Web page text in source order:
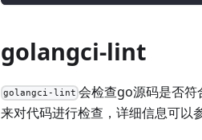
golangci-lint
golangci-lint 会检查go源码是否
来对代码进行检查，详细信息可以